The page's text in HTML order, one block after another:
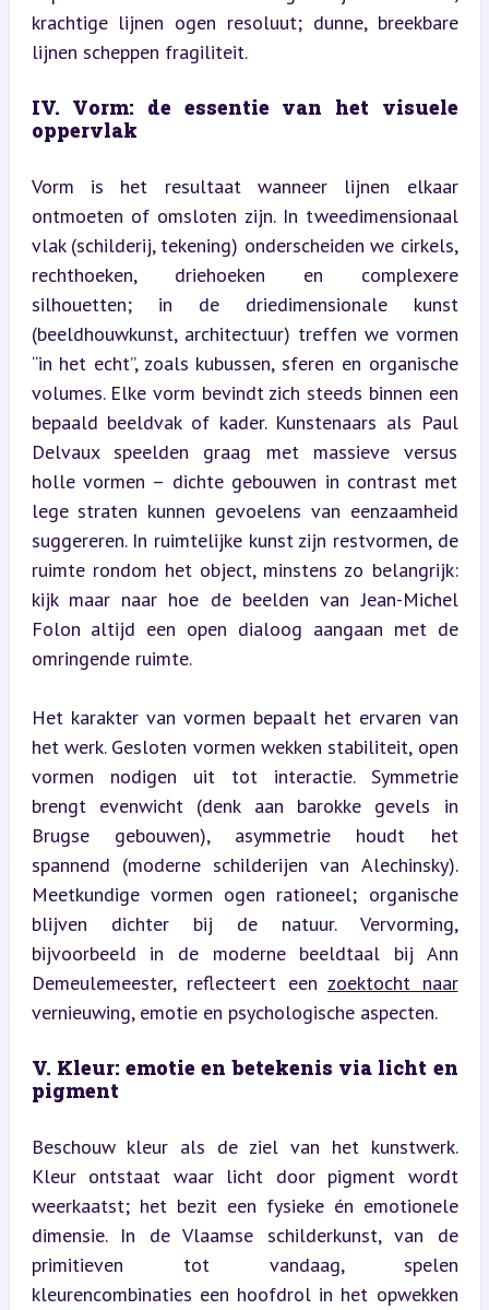
krachtige lijnen ogen resoluut; dunne, breekbare
lijnen scheppen fragiliteit.
IV. Vorm: de essentie van het visuele
oppervlak
Vorm is het resultaat wanneer lijnen elkaar
ontmoeten of omsloten zijn. In tweedimensionaal
vlak (schilderij, tekening) onderscheiden we cirkels,
rechthoeken, driehoeken en complexere
silhouetten; in de driedimensionale kunst
(beeldhouwkunst, architectuur) treffen we vormen
“in het echt”, zoals kubussen, sferen en organische
volumes. Elke vorm bevindt zich steeds binnen een
bepaald beeldvak of kader. Kunstenaars als Paul
Delvaux speelden graag met massieve versus
holle vormen – dichte gebouwen in contrast met
lege straten kunnen gevoelens van eenzaamheid
suggereren. In ruimtelijke kunst zijn restvormen, de
ruimte rondom het object, minstens zo belangrijk:
kijk maar naar hoe de beelden van Jean-Michel
Folon altijd een open dialoog aangaan met de
omringende ruimte.
Het karakter van vormen bepaalt het ervaren van
het werk. Gesloten vormen wekken stabiliteit, open
vormen nodigen uit tot interactie. Symmetrie
brengt evenwicht (denk aan barokke gevels in
Brugse gebouwen), asymmetrie houdt het
spannend (moderne schilderijen van Alechinsky).
Meetkundige vormen ogen rationeel; organische
blijven dichter bij de natuur. Vervorming,
bijvoorbeeld in de moderne beeldtaal bij Ann
Demeulemeester, reflecteert een zoektocht naar
vernieuwing, emotie en psychologische aspecten.
V. Kleur: emotie en betekenis via licht en
pigment
Beschouw kleur als de ziel van het kunstwerk.
Kleur ontstaat waar licht door pigment wordt
weerkaatst; het bezit een fysieke én emotionele
dimensie. In de Vlaamse schilderkunst, van de
primitieven tot vandaag, spelen
kleurencombinaties een hoofdrol in het opwekken